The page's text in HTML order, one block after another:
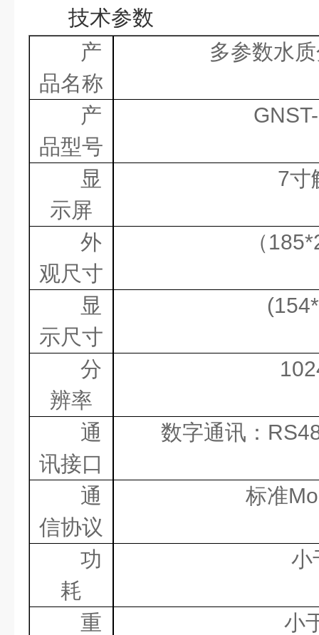
技术参数
产
品名称
多参数水
产
品型号
显
示屏
7寸
外
观尺寸
（
显
示尺寸
分
辨率
通
讯接口
数字通讯：
通
信协议
标准
功
耗
小
重
小